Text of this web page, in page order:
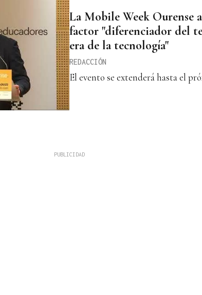
La Mobile Week Ourense
factor "diferenciador del
era de la tecnología"
REDACCIÓN
El evento se extenderá hasta el